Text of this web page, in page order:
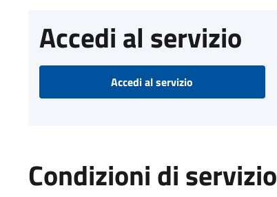
Accedi al servizio
Accedi al servizio
Condizioni di servizio